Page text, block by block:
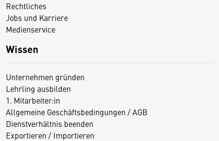
Rechtliches
Jobs und Karriere
Medienservice
Wissen
Unternehmen gründen
Lehrling ausbilden
1. Mitarbeiter:in
Allgemeine Geschäftsbedingungen / AGB
Dienstverhältnis beenden
Exportieren / Importieren